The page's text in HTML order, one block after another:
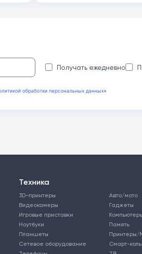
Получать ежедневно
обработки персональных данных»
Техника
3D-принтеры
Авто/мото
Видеокамеры
Гаджеты
Игровые приставки
Ноутбуки
Память
Планшеты
Сетевое оборудование
Смарт-